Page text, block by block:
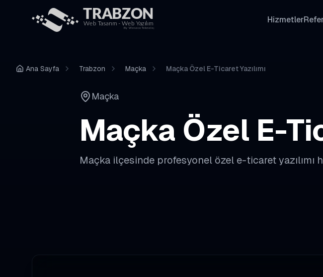
Hizmetler
Ana Sayfa Trabzon Maçka Maçka Özel E-Ticaret Yazılımı
Maçka
Maçka Özel E-
Maçka ilçesinde profesyonel özel e-ticaret yazılımı